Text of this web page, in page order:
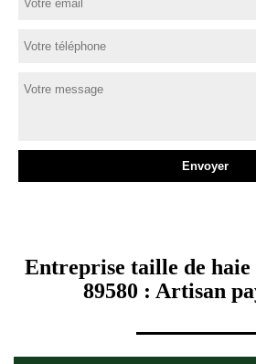
Entreprise taille de
89580 : Artisan